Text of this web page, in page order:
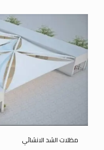
مظلات الشد الانشائي